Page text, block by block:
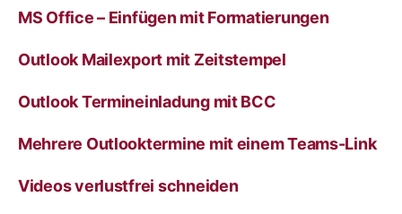
MS Office – Einfügen mit Formatierungen
Outlook Mailexport mit Zeitstempel
Outlook Termineinladung mit BCC
Mehrere Outlooktermine mit einem Teams-Link
Videos verlustfrei schneiden